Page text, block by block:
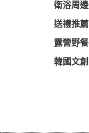
衛浴周邊
送禮推薦
露營野餐
韓國文創